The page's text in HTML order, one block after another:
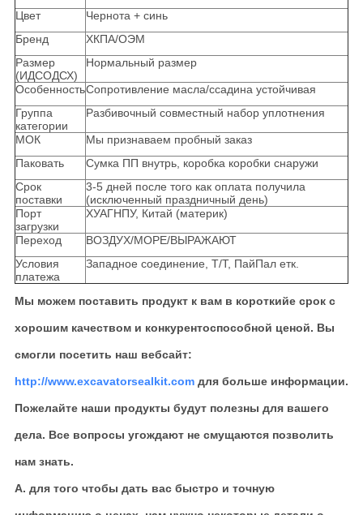
Цвет
Чернота + синь
Бренд
ХКПА/ОЭМ
Размер
(ИДСОДСХ)
Нормальный размер
ОсобенностьСопротивление масла/ссадина устойчивая
Группа
категории
Разбивочный совместный набор уплотнения
МОК
Мы признаваем пробный заказ
Паковать
Сумка ПП внутрь, коробка коробки снаружи
Срок
поставки
3-5 дней после того как оплата получила
(исключенный праздничный день)
Порт
загрузки
ХУАГНПУ, Китай (материк)
Переход
ВОЗДУХ/МОРЕ/ВЫРАЖАЮТ
Условия
платежа
Западное соединение, Т/Т, ПайПал етк.
Мы можем поставить продукт к вам в короткийе срок с
хорошим качеством и конкурентоспособной ценой. Вы
смогли посетить наш вебсайт:
http://www.excavatorsealkit.comдля больше информации.
Пожелайте наши продукты будут полезны для вашего
дела. Все вопросы угождают не смущаются позволить
нам знать.
А. для того чтобы дать вас быстро и точную